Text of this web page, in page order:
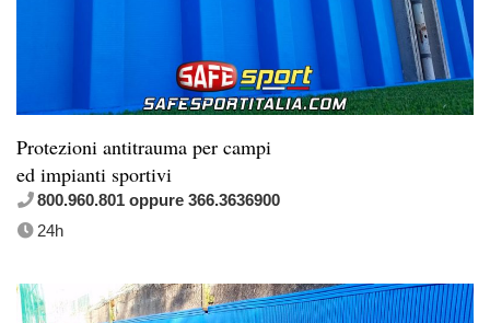
Protezioni antitrauma per campi
ed impianti sportivi
800.960.801 oppure 366.3636900
24h